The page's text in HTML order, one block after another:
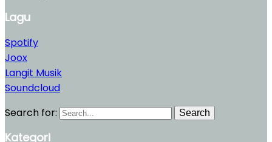
Lagu
Spotify
Joox
Langit Musik
Soundcloud
Search for:
Search
Kategori